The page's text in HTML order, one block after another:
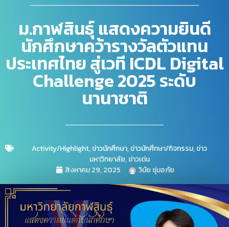
ม.กาฬสินธุ์ แสดงความยินดี
นักศึกษาคว้ารางวัลตัวแทน
ประเทศไทย สู่เวที ICDL Digital
Challenge 2025 ระดับ
นานาชาติ
Activity/Highlight,ข่าวนักศึกษา,ข่าวนักศึกษา/กิจกรรม,ข่าว
มหาวิทยาลัย,ข่าวเด่น
สิงหาคม 29, 2025
วินัย ชุ่มอภัย